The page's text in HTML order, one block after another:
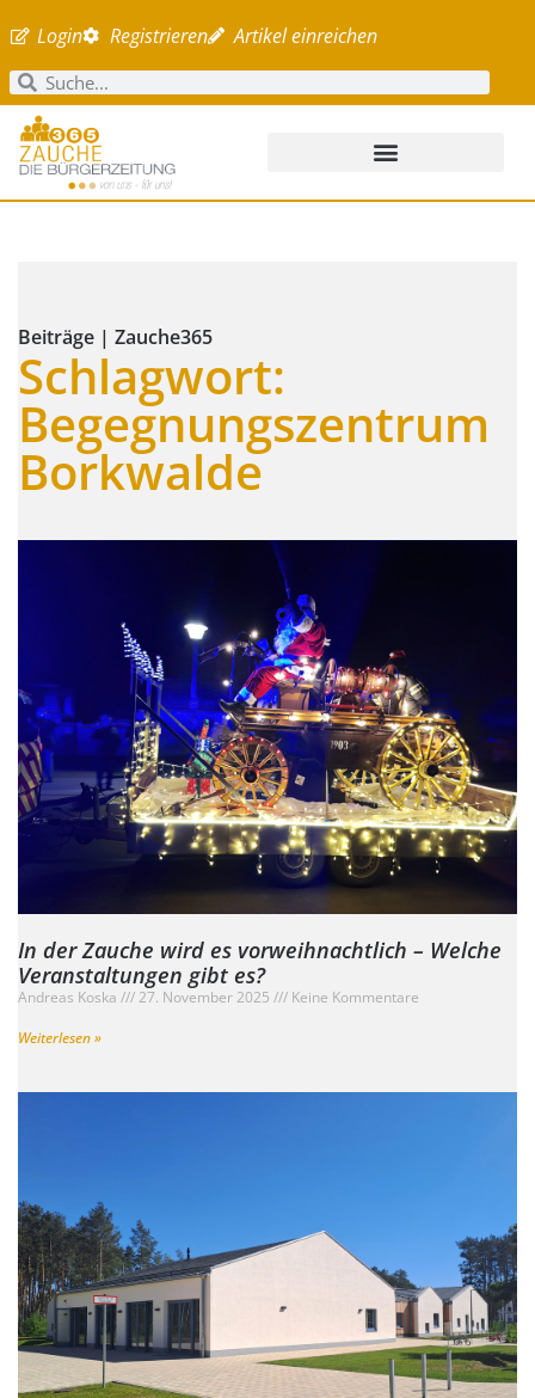
Login Registrieren Artikel einreichen
Beiträge | Zauche365
Schlagwort:
Begegnungszentrum
Borkwalde
In der Zauche wird es vorweihnachtlich – Welche
Veranstaltungen gibt es?
Andreas Koska 27. November 2025
Keine Kommentare
Weiterlesen »